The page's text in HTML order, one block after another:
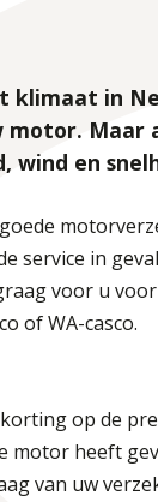
klimaat in
wind en
service in
voor u
of WA-casco.
op de
motor heeft
van uw